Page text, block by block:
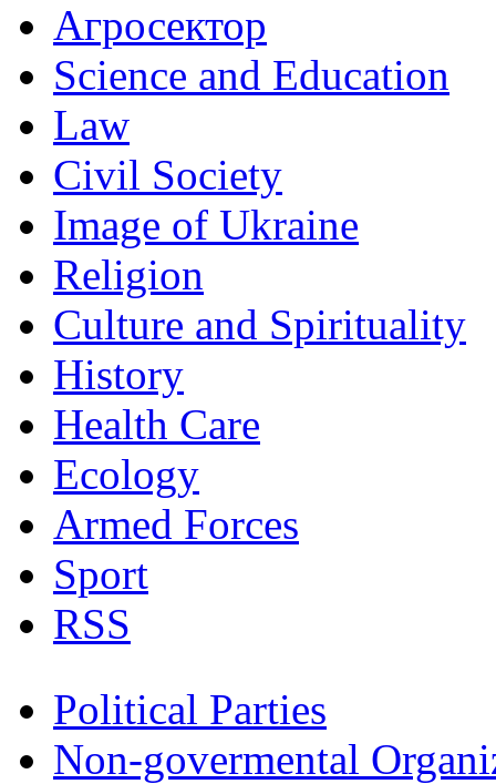
Агросектор
Science and Education
Law
Civil Society
Image of Ukraine
Religion
Culture and Spirituality
History
Health Care
Ecology
Armed Forces
Sport
RSS
Political Parties
Non-govermental